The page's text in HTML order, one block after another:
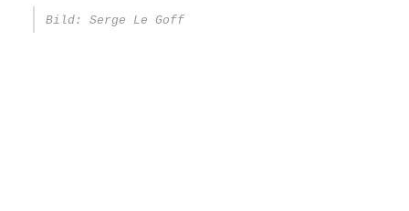
Bild: Serge Le Goff